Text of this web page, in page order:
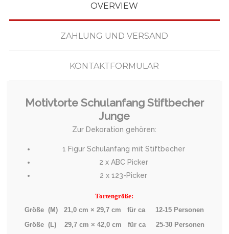
OVERVIEW
ZAHLUNG UND VERSAND
KONTAKTFORMULAR
Motivtorte Schulanfang Stiftbecher
Junge
Zur Dekoration gehören:
1 Figur Schulanfang mit Stiftbecher
2 x ABC Picker
2 x 123-Picker
Tortengröße:
Größe (M) 21,0 cm × 29,7 cm für ca 12-15 Personen
Größe (L) 29,7 cm × 42,0 cm für ca 25-30 Personen